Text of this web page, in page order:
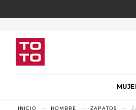
HOMBRE ZAPATOS
1
2